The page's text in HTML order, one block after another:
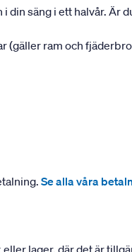
din säng i ett halvår. Är
(gäller ram och
Se alla våra
lager, där det är